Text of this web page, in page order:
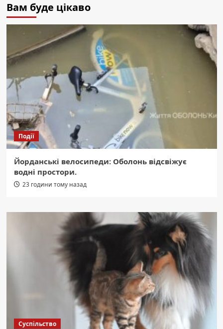
Вам буде цікаво
Події
Йорданські велосипеди: Оболонь відсвіжує
водні простори.
23 години тому назад
Суспільство